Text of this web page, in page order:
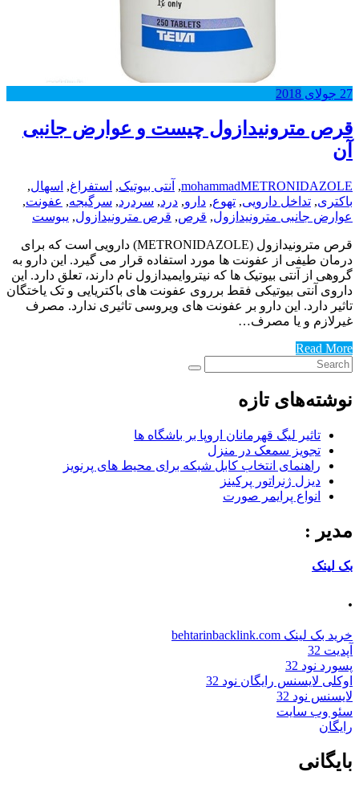
27 جولای 2018
قرص مترونیدازول چیست و عوارض جانبی
آن
mohammadMETRONIDAZOLE
, آنتی بیوتیک, استفراغ, اسهال,
باکتری, تداخل دارویی, تهوع, دارو, درد, سردرد, سرگیجه, عفونت,
عوارض جانبی مترونیدازول, قرص, قرص مترونیدازول, یبوست
قرص مترونیدازول (METRONIDAZOLE) دارویی است که برای
درمان طیفی از عفونت ها مورد استفاده قرار می گیرد. این دارو به
گروهی از آنتی بیوتیک ها که نیتروایمیدازول نام دارند، تعلق دارد. این
داروی آنتی بیوتیکی فقط برروی عفونت های باکتریایی و تک یاختگان
تاثیر دارد. این دارو بر عفونت های ویروسی تاثیری ندارد. مصرف
غیرلازم و یا مصرف…
Read More
نوشته‌های تازه
تاثیر لیگ قهرمانان اروپا بر باشگاه ها
تجویز سمعک در منزل
راهنمای انتخاب کابل شبکه برای محیط های پرنویز
دیزل ژنراتور پرکینز
انواع پرایمر صورت
مدیر :
بک لینک
.
خرید بک لینک behtarinbacklink.com
آپدیت 32
پسورد نود 32
اوکلی لایسنس رایگان نود 32
لایسنس نود 32
سئو وب سایت
رایگان
بایگانی